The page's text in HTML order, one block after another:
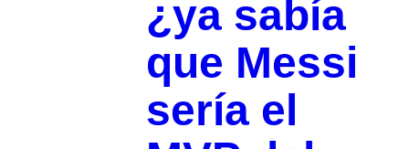
¿ya sabía
que Messi
sería el